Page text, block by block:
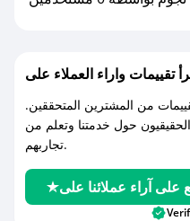
من المشترين المتحققين.
حول خدمتنا وتعلم من
تجاربهم.